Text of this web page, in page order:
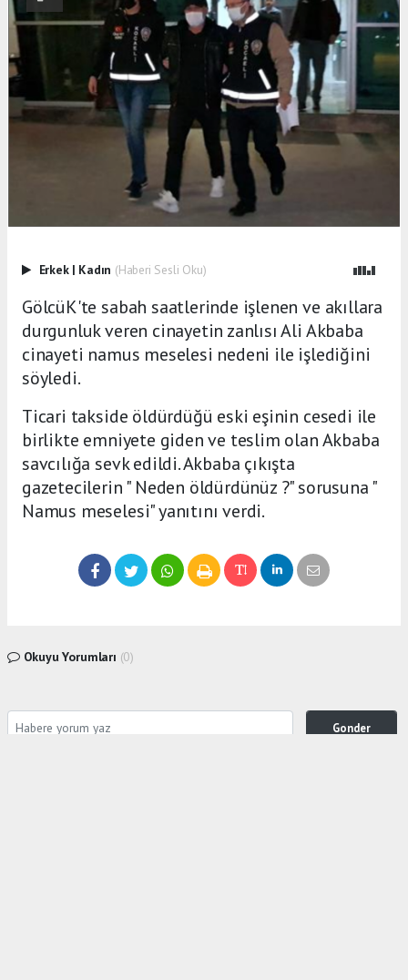
Erkek | Kadın (Haberi Sesli Oku)
GölcüK'te sabah saatlerinde işlenen ve akıllara
durgunluk veren cinayetin zanlısı Ali Akbaba
cinayeti namus meselesi nedeni ile işlediğini
söyledi.
Ticari takside öldürdüğü eski eşinin cesedi ile
birlikte emniyete giden ve teslim olan Akbaba
savcılığa sevk edildi. Akbaba çıkışta
gazetecilerin " Neden öldürdünüz ?" sorusuna "
Namus meselesi" yanıtını verdi.
Okuyu Yorumları (0)
Gonder